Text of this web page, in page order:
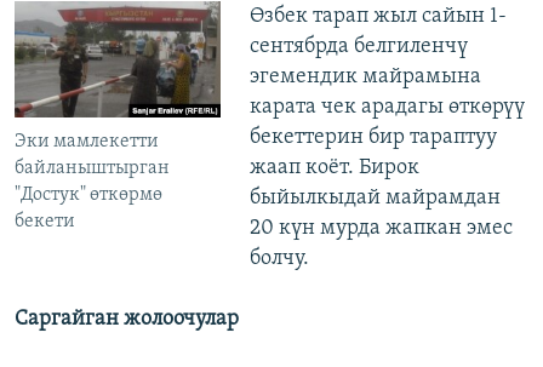
Эки мамлекетти
байланыштырган
"Достук" өткөрмө
бекети
Өзбек тарап жыл сайын 1-
сентябрда белгиленчү
эгемендик майрамына
карата чек арадагы өткөрүү
бекеттерин бир тараптуу
жаап коёт. Бирок
быйылкыдай майрамдан
20 күн мурда жапкан эмес
болчу.
Саргайган жолоочулар